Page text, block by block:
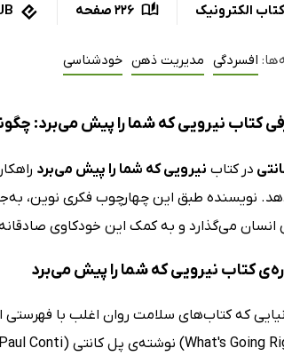
کتاب الکترونیک 226 صفحه
افسردگی مدیریت ذهن خودشناسی
کتاب نیرویی که شما را پیش می‌برد:
در کتاب نیرویی که شما را پیش می‌برد
نویسنده طبق این چهارچوب فکری نوین،
می‌گذارد و به کمک این خودکاوی
کتاب نیرویی که شما را پیش می‌برد
که کتاب‌های سلامت روان اغلب با